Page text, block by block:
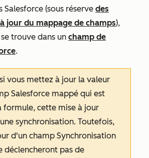
Salesforce (sous réserve des
jour du mappage de champs),
trouve dans un champ de
.
si vous mettez à jour la valeur
Salesforce mappé qui est
formule, cette mise à jour
synchronisation. Toutefois,
d'un champ Synchronisation
déclencheront pas de